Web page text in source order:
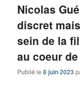
Nicolas
discret
sein de la
au coeur de
Publié le8 juin 2023